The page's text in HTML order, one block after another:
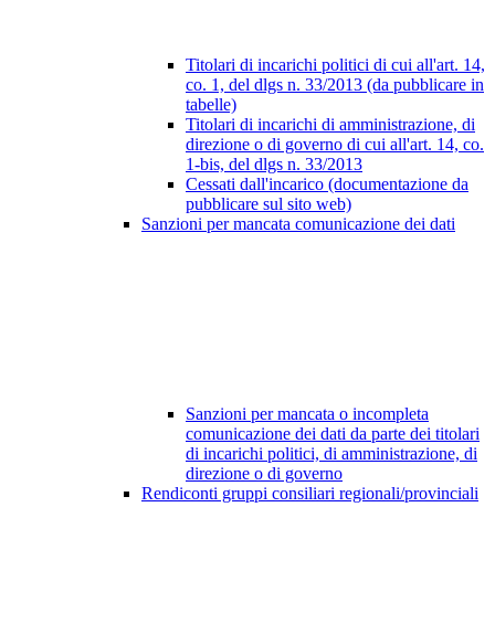
Titolari di incarichi politici di cui all'art. 14,
co. 1, del dlgs n. 33/2013 (da pubblicare in
tabelle)
Titolari di incarichi di amministrazione, di
direzione o di governo di cui all'art. 14, co.
1-bis, del dlgs n. 33/2013
Cessati dall'incarico (documentazione da
pubblicare sul sito web)
Sanzioni per mancata comunicazione dei dati
Sanzioni per mancata o incompleta
comunicazione dei dati da parte dei titolari
di incarichi politici, di amministrazione, di
direzione o di governo
Rendiconti gruppi consiliari regionali/provinciali